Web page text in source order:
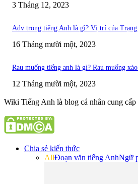
3 Tháng 12, 2023
Adv trong tiếng Anh là gì? Vị trí của
16 Tháng mười một, 2023
Rau muống tiếng anh là gì? Rau muống
12 Tháng mười một, 2023
Wiki Tiếng Anh là blog cá nhân cung
Chia sẻ kiến thức
AllĐoạn văn tiếng AnhNgữ